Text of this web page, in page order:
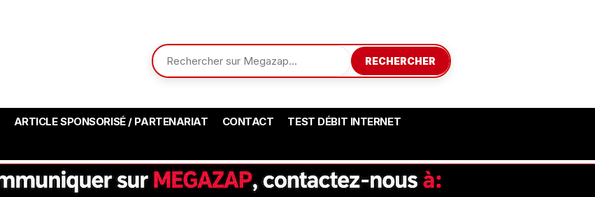
RECHERCHER
ARTICLE SPONSORISÉ / PARTENARIAT CONTACT TEST DÉBIT INTERNET